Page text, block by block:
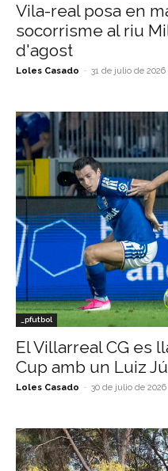
Vila-real posa en
socorrisme al riu
d'agost
Loles Casado - 31 de julio de 2026
_pfutbol
El Villarreal CG es
Cup amb un Luiz
Loles Casado - 30 de julio de 2026